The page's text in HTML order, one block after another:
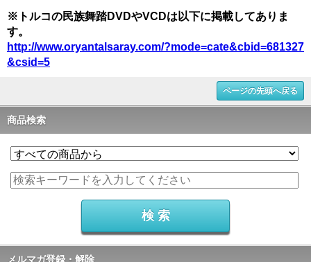
※トルコの民族舞踏DVDやVCDは以下に掲載してありま
す。
http://www.oryantalsaray.com/?mode=cate&cbid=681327
&csid=5
ページの先頭へ戻る
商品検索
メルマガ登録・解除